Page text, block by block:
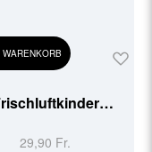
WARENKORB
29,90 Fr.